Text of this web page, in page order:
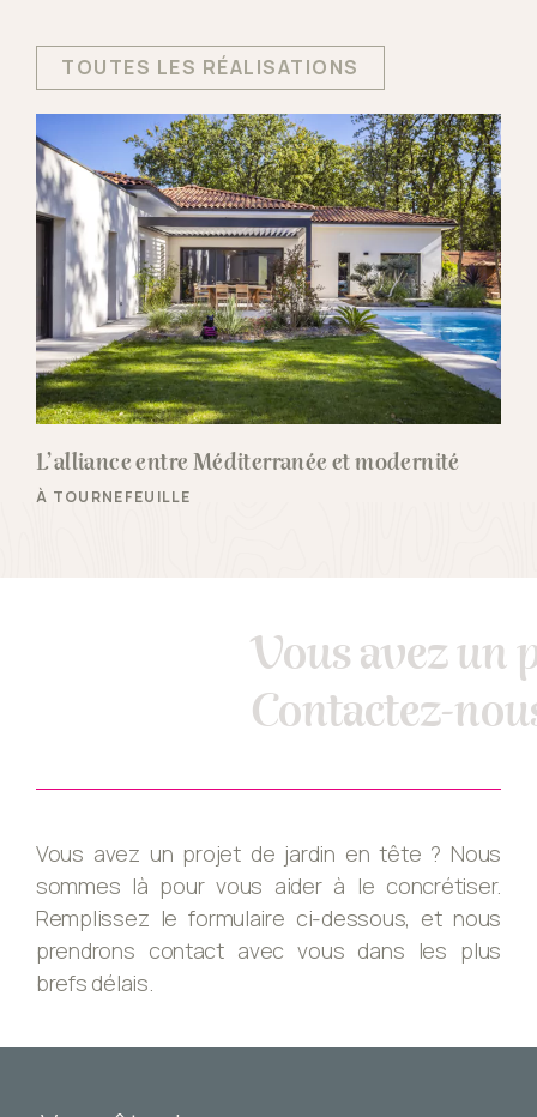
TOUTES LES RÉALISATIONS
L’alliance entre Méditerranée et modernité
À TOURNEFEUILLE
Vous avez un
Contactez-
Vous avez un projet de jardin en tête ? Nous
sommes là pour vous aider à le concrétiser.
Remplissez le formulaire ci-dessous, et nous
prendrons contact avec vous dans les plus
brefs délais.